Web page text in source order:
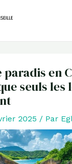
paradis en
seuls les
2025 / Par